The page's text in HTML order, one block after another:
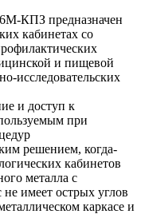
КПЗ предназначен
кабинетах со
и пищевой
исследовательских
и доступ к
при
решением, когда-
кабинетов
металла с
имеет острых углов
каркасе и